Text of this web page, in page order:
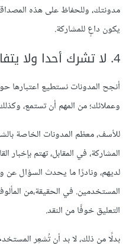
مدونتك، وللحفاظ على هذه
يكون داعٍ للمشاركة.
4. لا تشرك أحدا ولا يتفاعل معك أحد
أنجح المدونات نستطيع اعتبارها
وعملائك؛ من المهم أن تستمع،
للأسف، معظم المدونات الخاصة
المشاركة، في المقابل، تهتم
لديهم، ونادرًا ما يحدث السؤال
المستخدمين. في الحقيقة،من
التعليق خوفًا من النقد.
بدلًا من ذلك، لا بد أن تُشعِر